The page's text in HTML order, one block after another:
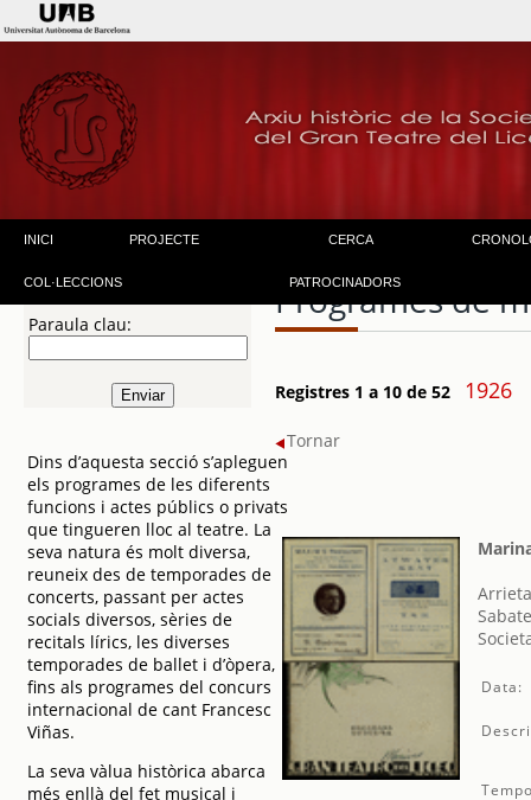
INICI PROJECTE CERCA
COL·LECCIONS PATROCINADORS
Paraula clau:
Dins d’aquesta secció s’apleguen
els programes de les diferents
funcions i actes públics o privats
que tingueren lloc al teatre. La
seva natura és molt diversa,
reuneix des de temporades de
concerts, passant per actes
socials diversos, sèries de
recitals lírics, les diverses
temporades de ballet i d’òpera,
fins als programes del concurs
internacional de cant Francesc
Viñas.
La seva vàlua històrica abarca
més enllà del fet musical i
Programes de
Registres 1 a 10 de 52 1926
Tornar
Data: